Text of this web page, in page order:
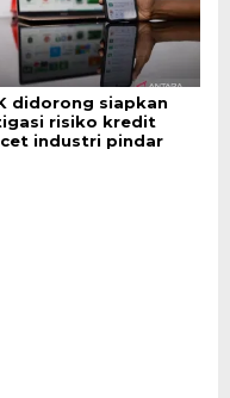
didorong siapkan
risiko kredit
industri pindar